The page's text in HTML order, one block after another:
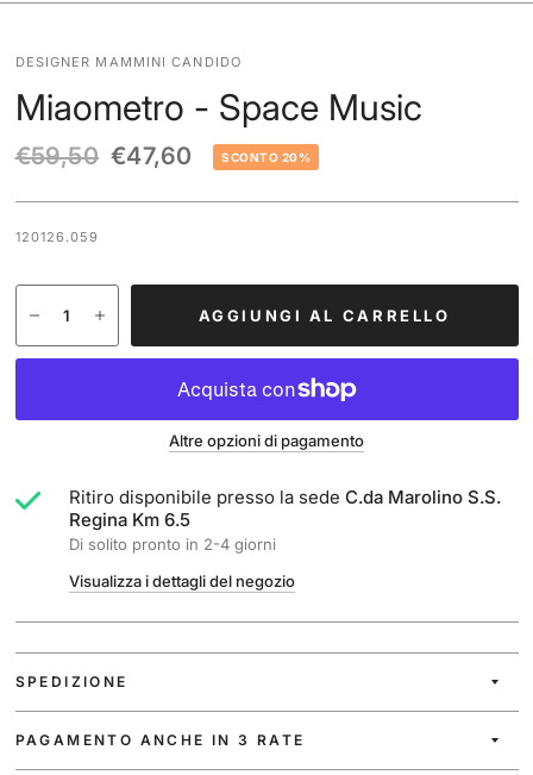
DESIGNER MAMMINI CANDIDO
Miaometro - Space Music
€59,50 €47,60 SCONTO 20%
120126.059
AGGIUNGI AL CARRELLO
Altre opzioni di pagamento
Ritiro disponibile presso la sede C.da Marolino S.S.
Regina Km 6.5
Di solito pronto in 2-4 giorni
Visualizza i dettagli del negozio
SPEDIZIONE
PAGAMENTO ANCHE IN 3 RATE